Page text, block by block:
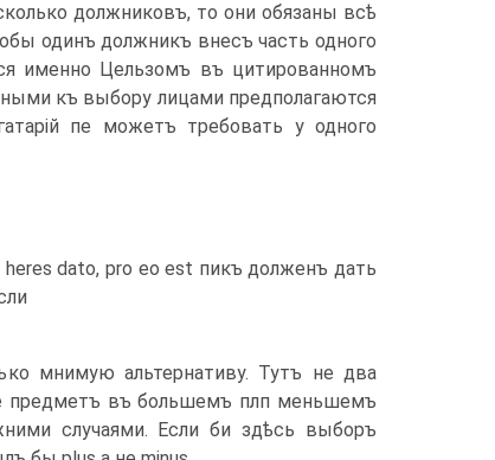
должниковъ, то они обязаны всѣ
одинъ должникъ внесъ часть одного
именно Цельзомъ въ цитированномъ
къ выбору лицами предполагаются
пе можетъ требовать у одного
heres dato, pro eo est пикъ долженъ дать
мнимую альтернативу. Тутъ не два
предметъ въ большемъ плп мень­шемъ
случаями. Если би здѣсь выборъ